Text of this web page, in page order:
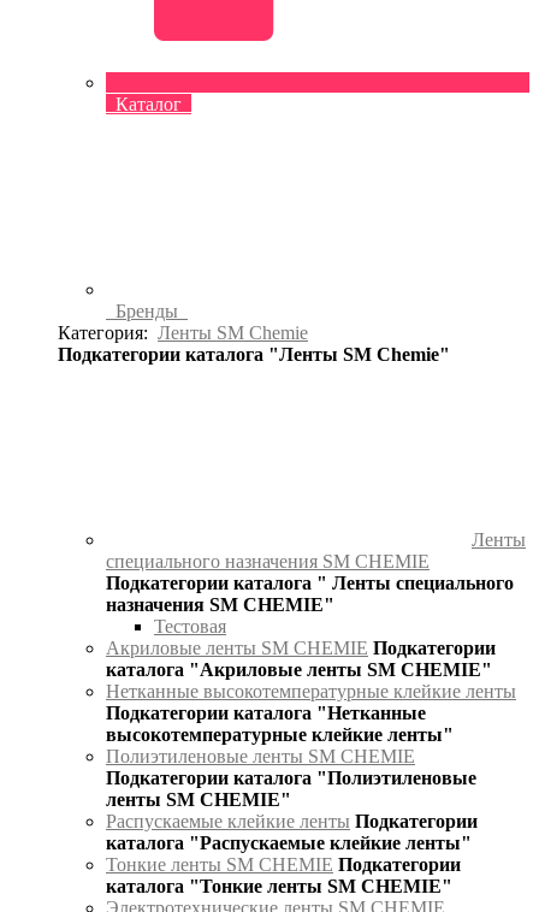
Каталог
Бренды
Категория: Ленты SM Chemie
Подкатегории каталога "Ленты SM Chemie"
Ленты
специального назначения SM CHEMIE
Подкатегории каталога " Ленты специального
назначения SM CHEMIE"
Тестовая
Акриловые ленты SM CHEMIE Подкатегории
каталога "Акриловые ленты SM CHEMIE"
Нетканные высокотемпературные клейкие ленты
Подкатегории каталога "Нетканные
высокотемпературные клейкие ленты"
Полиэтиленовые ленты SM CHEMIE
Подкатегории каталога "Полиэтиленовые
ленты SM CHEMIE"
Распускаемые клейкие ленты Подкатегории
каталога "Распускаемые клейкие ленты"
Тонкие ленты SM CHEMIE Подкатегории
каталога "Тонкие ленты SM CHEMIE"
Электротехнические ленты SM CHEMIE